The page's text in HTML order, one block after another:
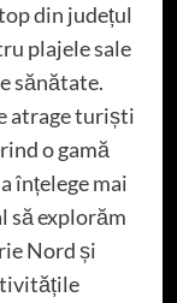
din județul
plajele sale
sănătate.
atrage turiști
o gamă
înțelege mai
să explorăm
Nord și